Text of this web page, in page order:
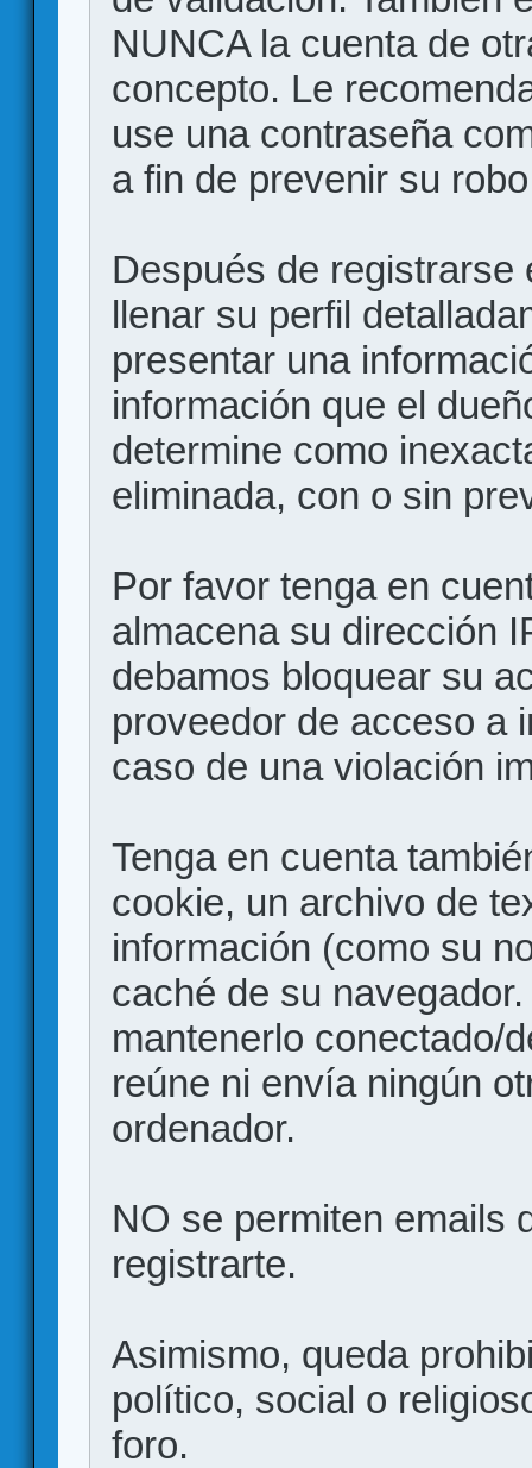
NUNCA la cuenta de
concepto. Le
use una contraseña
a fin de prevenir su
Después de registrarse
llenar su perfil
presentar una
información que el
determine como
eliminada, con o sin
Por favor tenga en
almacena su dirección
debamos bloquear su
proveedor de acceso a
caso de una violación
Tenga en cuenta
cookie, un archivo de
información (como su
caché de su
mantenerlo conectado/
reúne ni envía ningún
ordenador.
NO se permiten emails
registrarte.
Asimismo, queda
político, social o
foro.